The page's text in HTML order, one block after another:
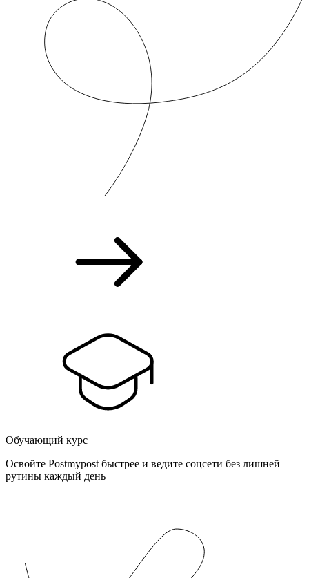
Обучающий курс
Освойте Postmypost быстрее и ведите соцсети без лишней
рутины каждый день